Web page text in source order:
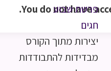
פרשת שבוע
חגים
יצירות מתוך הקורס
מבדידות להתבודדות
You do not have